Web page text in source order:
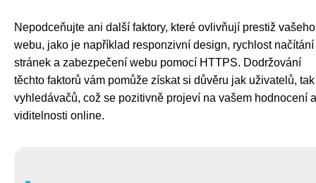
Nepodceňujte ani další faktory, které ovlivňují prestiž vašeho
webu, jako je například responzivní design, rychlost načítání
stránek a zabezpečení webu pomocí HTTPS. Dodržování
těchto faktorů vám pomůže získat si důvěru jak uživatelů,
vyhledávačů, což se pozitivně projeví na vašem hodnocení a
viditelnosti online.